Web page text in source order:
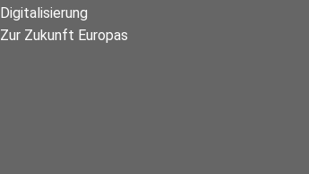
Digitalisierung
Zur Zukunft Europas